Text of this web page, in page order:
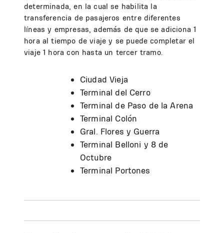
determinada, en la cual se habilita la
transferencia de pasajeros entre diferentes
líneas y empresas, además de que se adiciona 1
hora al tiempo de viaje y se puede completar el
viaje 1 hora con hasta un tercer tramo.
Ciudad Vieja
Terminal del Cerro
Terminal de Paso de la Arena
Terminal Colón
Gral. Flores y Guerra
Terminal Belloni y 8 de
Octubre
Terminal Portones